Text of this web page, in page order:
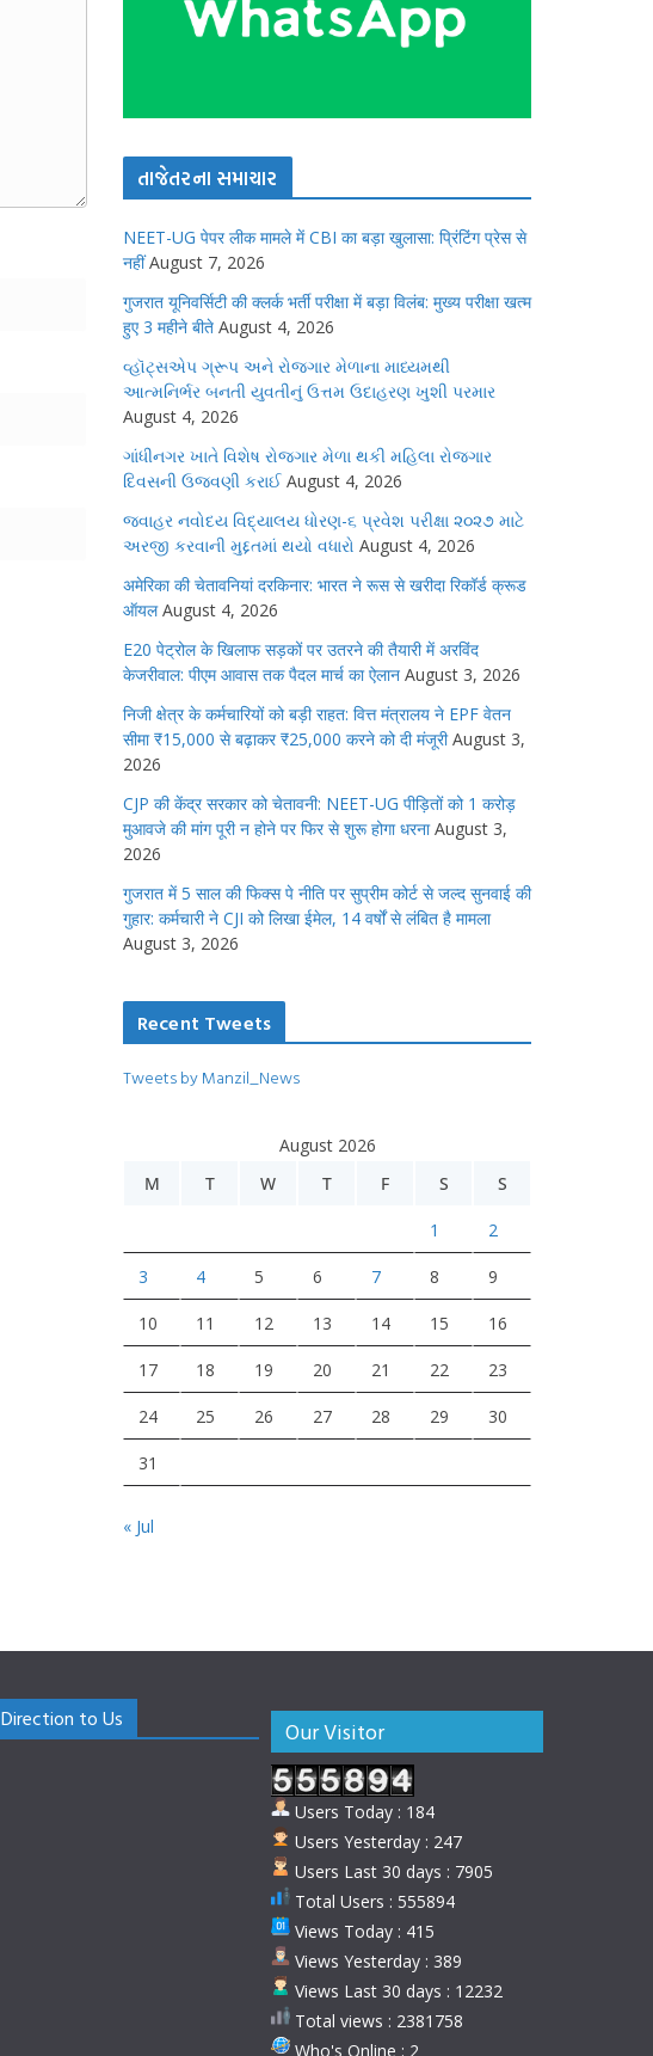
તાજેતરના સમાચાર
NEET-UG पेपर लीक मामले में CBI का बड़ा खुलासा: प्रिंटिंग प्रेस से
नहीं August 7, 2026
गुजरात यूनिवर्सिटी की क्लर्क भर्ती परीक्षा में बड़ा विलंब: मुख्य परीक्षा खत्म
हुए 3 महीने बीते August 4, 2026
વ્હૉટ્સએપ ગ્રૂપ અને રોજગાર મેળાના માધ્યમથી
આત્મનિર્ભર બનતી યુવતીનું ઉત્તમ ઉદાહરણ ખુશી પરમાર
August 4, 2026
ગાંધીનગર ખાતે વિશેષ રોજગાર મેળા થકી મહિલા રોજગાર
દિવસની ઉજવણી કરાઈ August 4, 2026
જવાહર નવોદય વિદ્યાલય ધોરણ-૬ પ્રવેશ પરીક્ષા ૨૦૨૭ માટે
અરજી કરવાની મુદ્દતમાં થયો વધારો August 4, 2026
अमेरिका की चेतावनियां दरकिनार: भारत ने रूस से खरीदा रिकॉर्ड क्रूड
ऑयल August 4, 2026
E20 पेट्रोल के खिलाफ सड़कों पर उतरने की तैयारी में अरविंद
केजरीवाल: पीएम आवास तक पैदल मार्च का ऐलान August 3, 2026
निजी क्षेत्र के कर्मचारियों को बड़ी राहत: वित्त मंत्रालय ने EPF वेतन
सीमा ₹15,000 से बढ़ाकर ₹25,000 करने को दी मंजूरी August 3,
2026
CJP की केंद्र सरकार को चेतावनी: NEET-UG पीड़ितों को 1 करोड़
मुआवजे की मांग पूरी न होने पर फिर से शुरू होगा धरना August 3,
2026
गुजरात में 5 साल की फिक्स पे नीति पर सुप्रीम कोर्ट से जल्द सुनवाई की
गुहार: कर्मचारी ने CJI को लिखा ईमेल, 14 वर्षों से लंबित है मामला
August 3, 2026
Recent Tweets
Tweets by Manzil_News
August 2026
M
T W T F S S
1 2
3 4 5 6 7 8 9
10 11 12 13 14 15 16
17 18 19 20 21 22 23
24 25 26 27 28 29 30
31
« Jul
Direction to Us Our Visitor
Users Today : 184
Users Yesterday : 247
Users Last 30 days : 7905
Total Users : 555894
Views Today : 415
Views Yesterday : 389
Views Last 30 days : 12232
Total views : 2381758
Who's Online : 2